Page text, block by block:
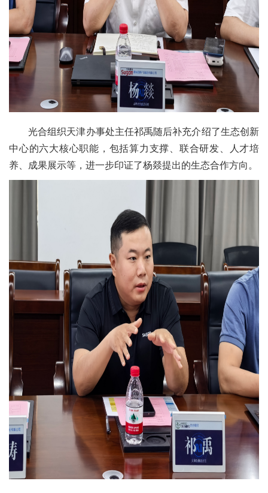
光合组织天津办事处主任祁禹随后补充介绍了生态创新
中心的六大核心职能，包括算力支撑、联合研发、人才培
养、成果展示等，进一步印证了杨燚提出的生态合作方向。